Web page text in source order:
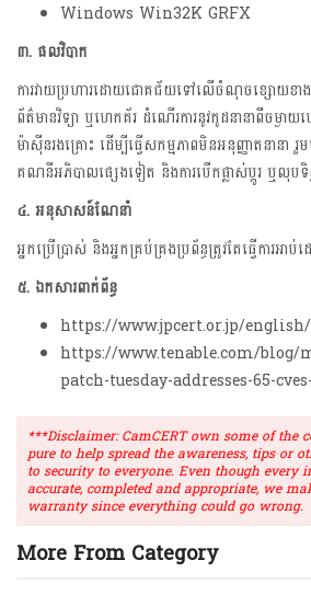
Windows Win32K GRFX
៣. ផលវិបាក
ការវាយប្រហារដោយជោគជ័យទៅលើចំណុចខ្សោយខាង
ព័ត៌មានវិទ្យា ឬហេកគ័រ ដំណើរការនូវកូដនានាពីចម្ងា
ម៉ាស៊ីនរងគ្រោះ ដើម្បីធ្វើសកម្មភាពមិនអនុញ្ញាតនានា រួ
គណនីអភិបាលផ្សេងទៀត និងការបើកផ្លាស់ប្តូរ ឬលុបទិ
៤. អនុសាសន៍ណែនាំ
អ្នកប្រើប្រាស់ និងអ្នកគ្រប់គ្រងប្រព័ន្ធត្រូវតែធ្វើការអាប់
៥. ឯកសារពាក់ព័ន្ធ
https://www.jpcert.or.jp/
https://www.tenable.com/blog/
patch-tuesday-addresses-65-
***Disclaimer: CamCERT own some of the
pure to help spread the awareness, tips or
to security to everyone. Even though every
accurate, completed and appropriate, we
warranty since everything could go wrong.
More From Category